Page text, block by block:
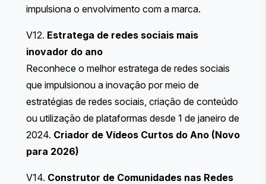
impulsiona o envolvimento com a marca.
V12. Estratega de redes sociais mais
inovador do ano
Reconhece o melhor estratega de redes sociais
que impulsionou a inovação por meio de
estratégias de redes sociais, criação de conteúdo
ou utilização de plataformas desde 1 de janeiro de
2024. Criador de Vídeos Curtos do Ano (Novo
para 2026)
V14. Construtor de Comunidades nas Redes